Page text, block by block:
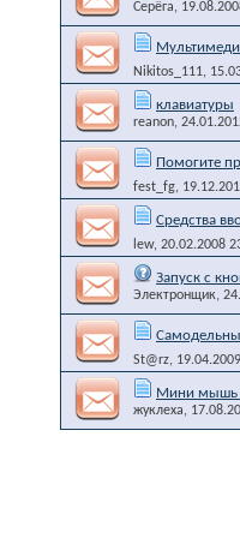
Серёга,
Nikitos_111,
клавиатуры
reanon,
Помогите
fest_fg,
Средства
lew, 20.02.2008
Запуск с
Электронщик,
St@rz,
Мини мышь
жуклеха,